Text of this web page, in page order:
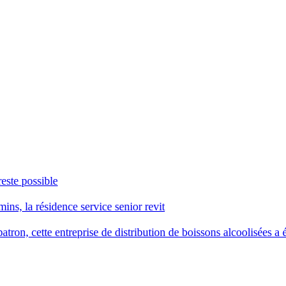
possible
la résidence service senior revit
cette entreprise de distribution de boissons alcoolisées a